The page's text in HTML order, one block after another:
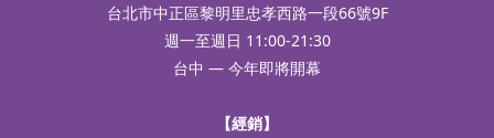
台北市中正區黎明里忠孝西路一段66號9F
週一至週日 11:00-21:30
台中 — 今年即將開幕
【經銷】